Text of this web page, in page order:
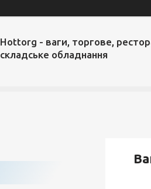
Hottorg - ваги, торгове,
складське обладнання